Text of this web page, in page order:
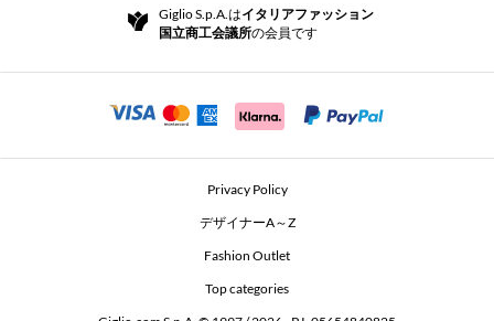
Beauty Seekers VIP Club
For a safe shopping experience
Security Communication
Giglio S.p.A.はイタリアファッション
国立商工会議所の会員です
Privacy Policy
デザイナーA～Z
Fashion Outlet
Top categories